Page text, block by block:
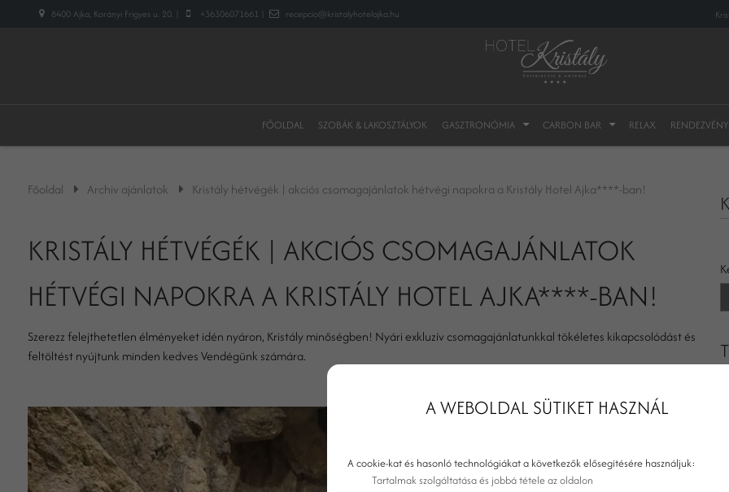
8400 Ajka, Korányi Frigyes u. 20. | +36306071661 | recepcio@kristalyhotelajka.hu
FŐOLDAL SZOBÁK & LAKOSZTÁLYOK GASZTRONÓMIA CARBON BAR RELAX
Főoldal Archiv ajánlatok Kristály hétvégék | akciós csomagajánlatok hétvégi napokra a Kristály Hotel Ajka****-ban!
KRISTÁLY HÉTVÉGÉK | AKCIÓS CSOMAGAJÁNLATOK
HÉTVÉGI NAPOKRA A KRISTÁLY HOTEL AJKA****-BAN!
Szerezz felejthetetlen élményeket idén nyáron, Kristály minőségben! Nyári exkluzív csomagajánlatunkkal tökéletes kikapcsolódást és
feltöltést nyújtunk minden kedves Vendégünk számára.
A WEBOLDAL SÜTIKET HASZNÁL
A cookie-kat és hasonló technológiákat a következők elősegítésére használjuk:
Tartalmak szolgáltatása és jobbá tétele az oldalon